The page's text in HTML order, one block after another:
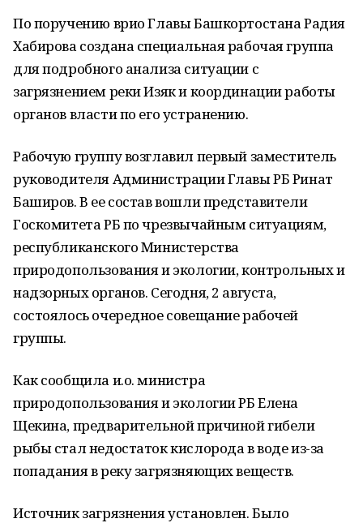
По поручению врио Главы Башкортостана Радия
Хабирова создана специальная рабочая группа
для подробного анализа ситуации с
загрязнением реки Изяк и координации работы
органов власти по его устранению.
Рабочую группу возглавил первый заместитель
руководителя Администрации Главы РБ Ринат
Баширов. В ее состав вошли представители
Госкомитета РБ по чрезвычайным ситуациям,
республиканского Министерства
природопользования и экологии, контрольных и
надзорных органов. Сегодня, 2 августа,
состоялось очередное совещание рабочей
группы.
Как сообщила и.о. министра
природопользования и экологии РБ Елена
Щекина, предварительной причиной гибели
рыбы стал недостаток кислорода в воде из-за
попадания в реку загрязняющих веществ.
Источник загрязнения установлен. Было